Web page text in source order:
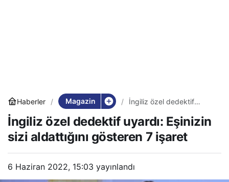
Haberler Magazin
İngiliz özel dedektif
aldattığını gösteren 7
işaret
İngiliz özel dedektif uyardı: Eşinizin
sizi aldattığını gösteren 7 işaret
6 Haziran 2022, 15:03 yayınlandı